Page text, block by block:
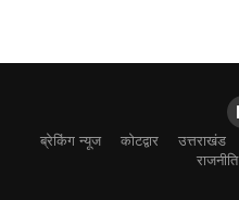
ब्रेकिंग न्यूज कोटद्वार उत्तराखंड
राजनीति